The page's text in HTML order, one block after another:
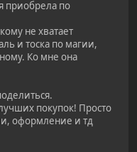
приобрела по
не хватает
и тоска по магии,
Ко мне она
покупок! Просто
оформление и тд